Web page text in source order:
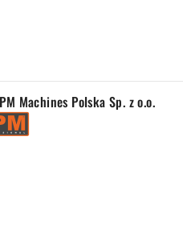
Machines Polska Sp. z o.o.